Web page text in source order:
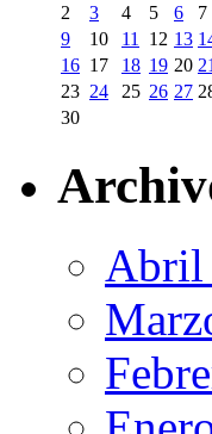
2
3 4 5 6 7
9
10 11 12 13
16 17 18 19 20 21
23 24 25 26 27
30
Abril